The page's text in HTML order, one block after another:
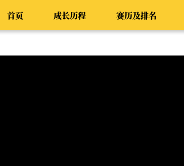
首页 成长历程 赛历及排名